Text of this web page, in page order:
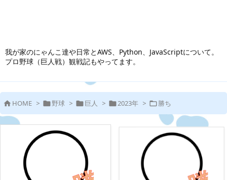
我が家のにゃんこ達や日常とAWS、Python、JavaScriptについて。
プロ野球（巨人戦）観戦記もやってます。
 HOME > 野球 > 巨人 > 2023年 > 勝ち